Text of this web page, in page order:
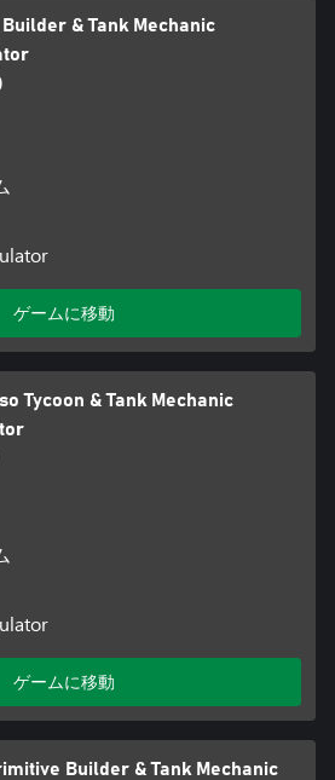
Builder & Tank Mechanic
ゲームに移動
Tycoon & Tank Mechanic
ゲームに移動
Builder & Tank Mechanic